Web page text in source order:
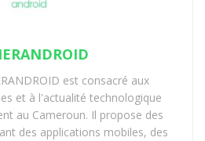
est consacré aux
et à l'actualité technologique
au Cameroun. Il propose des
des applications mobiles, des